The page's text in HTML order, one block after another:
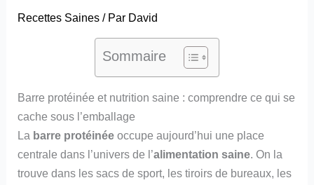
Recettes Saines / Par David
Sommaire
Barre protéinée et nutrition saine : comprendre ce qui se
cache sous l’emballage
La barre protéinée occupe aujourd’hui une place
centrale dans l’univers de l’alimentation saine. On la
trouve dans les sacs de sport, les tiroirs de bureaux, les